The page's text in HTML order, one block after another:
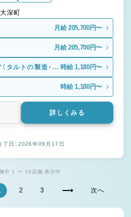
大阪府 大阪市北区 大深町
月給 205,700円〜
月給 205,700円〜
タルトの製造・仕 時給 1,180円〜
時給 1,180円〜
詳しくみる
了日：2026年09月17日
中 1 〜 10店舗 表示中
2 3 次へ